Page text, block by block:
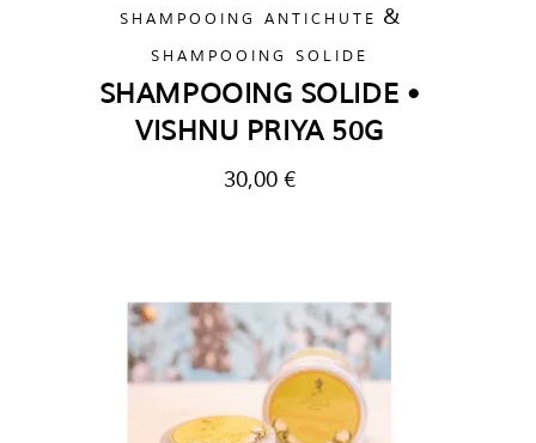
SHAMPOOING ANTICHUTE &
SHAMPOOING SOLIDE
SHAMPOOING SOLIDE •
VISHNU PRIYA 50G
30,00 €